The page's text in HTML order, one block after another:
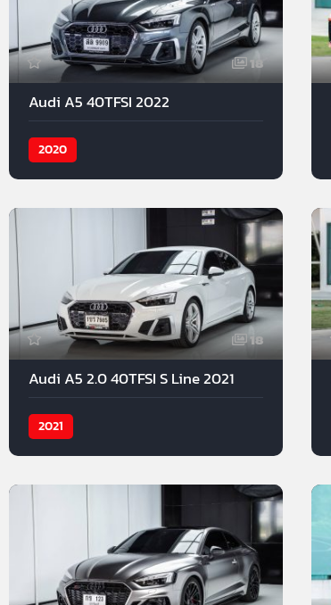
18
Audi A5 40TFSI 2022
2020
18
Audi A5 2.0 40TFSI S Line 2021
2021